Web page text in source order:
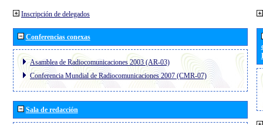
Inscripción de delegados
Conferencias conexas
Asamblea de Radiocomunicaciones 2003 (AR-03)
Conferencia Mundial de Radiocomunicaciones 2007 (CMR-07)
Sala de redacción